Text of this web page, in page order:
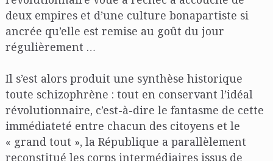
deux empires et d’une culture bonapartiste si
ancrée qu’elle est remise au goût du jour
régulièrement …
Il s’est alors produit une synthèse historique
toute schizophrène : tout en conservant l’idéal
révolutionnaire, c’est-à-dire le fantasme de cette
immédiateté entre chacun des citoyens et le
« grand tout », la République a parallèlement
reconstitué les corps intermédiaires issus de